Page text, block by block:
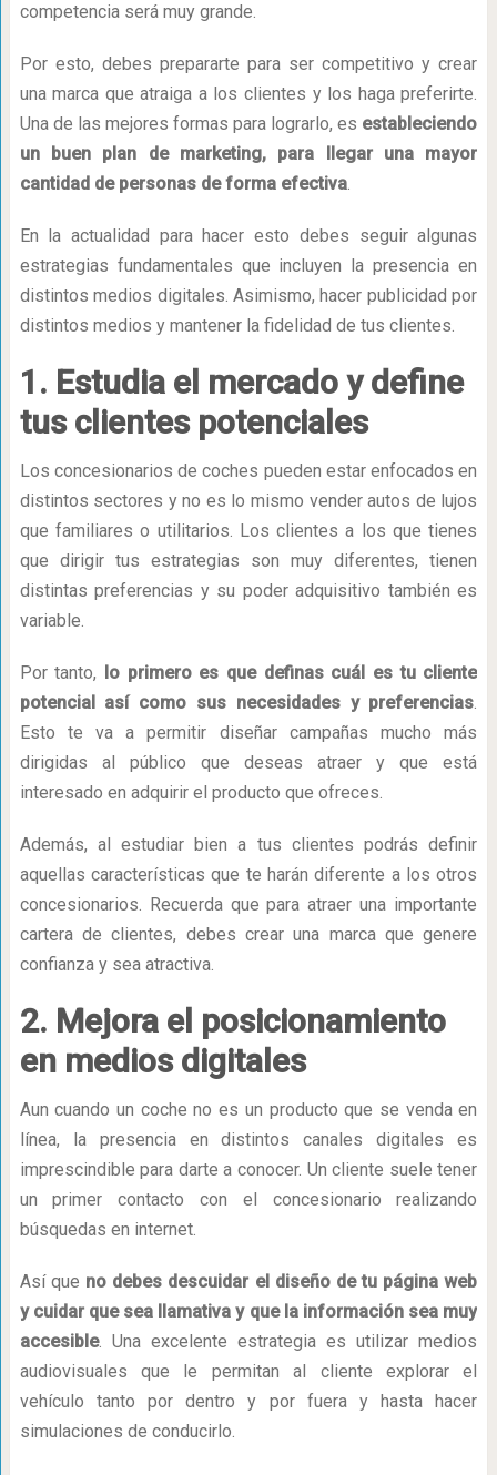
competencia será muy grande.
Por esto, debes prepararte para ser competitivo y crear
una marca que atraiga a los clientes y los haga preferirte.
Una de las mejores formas para lograrlo, es estableciendo
un buen plan de marketing, para llegar una mayor
cantidad de personas de forma efectiva.
En la actualidad para hacer esto debes seguir algunas
estrategias fundamentales que incluyen la presencia en
distintos medios digitales. Asimismo, hacer publicidad por
distintos medios y mantener la fidelidad de tus clientes.
1. Estudia el mercado y define
tus clientes potenciales
Los concesionarios de coches pueden estar enfocados en
distintos sectores y no es lo mismo vender autos de lujos
que familiares o utilitarios. Los clientes a los que tienes
que dirigir tus estrategias son muy diferentes, tienen
distintas preferencias y su poder adquisitivo también es
variable.
Por tanto,
lo primero es que definas cuál es tu cliente
potencial así como sus necesidades y preferencias.
Esto te va a permitir diseñar campañas mucho más
dirigidas al público que deseas atraer y que está
interesado en adquirir el producto que ofreces.
Además, al estudiar bien a tus clientes podrás definir
aquellas características que te harán diferente a los otros
concesionarios. Recuerda que para atraer una importante
cartera de clientes, debes crear una marca que genere
confianza y sea atractiva.
2. Mejora el posicionamiento
en medios digitales
Aun cuando un coche no es un producto que se venda en
línea, la presencia en distintos canales digitales es
imprescindible para darte a conocer. Un cliente suele tener
un primer contacto con el concesionario realizando
búsquedas en internet.
Así que no debes descuidar el diseño de tu página web
y cuidar que sea llamativa y que la información sea muy
accesible. Una excelente estrategia es utilizar medios
audiovisuales que le permitan al cliente explorar el
vehículo tanto por dentro y por fuera y hasta hacer
simulaciones de conducirlo.